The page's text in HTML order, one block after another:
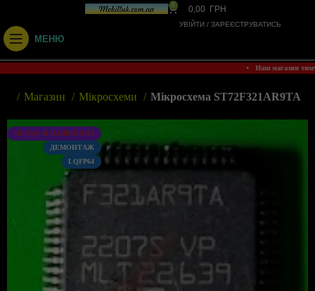
0 0,00 ГРН
УВІЙТИ / ЗАРЕЄСТРУВАТИСЬ
МЕНЮ
• Наш магазин
Магазин Мікросхеми Мікросхема ST72F321AR9TA
НЕМАЄ В НАЯВНОСТІ
ДЕМОНТАЖ
LQFP64